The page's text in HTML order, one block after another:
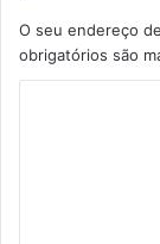
O seu endereço
obrigatórios são